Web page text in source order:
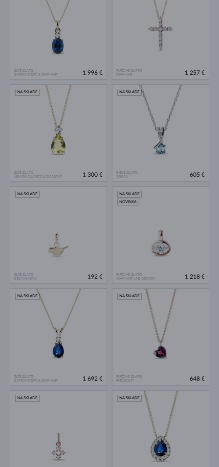
ŽLTÉ ZLATO
ZAFÍR MODRÝ & DIAMANT
1 996 €
RUŽOVÉ ZLATO
DIAMANT
1 257 €
ŽLTÉ ZLATO
LEMON QUARTZ & DIAMANT
NA SKLADE
1 300 €
BIELE ZLATO
TOPÁS
NA SKLADE
605 €
ŽLTÉ ZLATO
BEZ KAMEŇA
NA SKLADE
192 €
RUŽOVÉ ZLATO
DIAMANT LAB GROWN
NA SKLADE
NOVINKA
1 218 €
ŽLTÉ ZLATO
ZAFÍR MODRÝ & DIAMANT
NA SKLADE
1 692 €
RUŽOVÉ ZLATO
RHODOLIT
NA SKLADE
648 €
NA SKLADE NA SKLADE